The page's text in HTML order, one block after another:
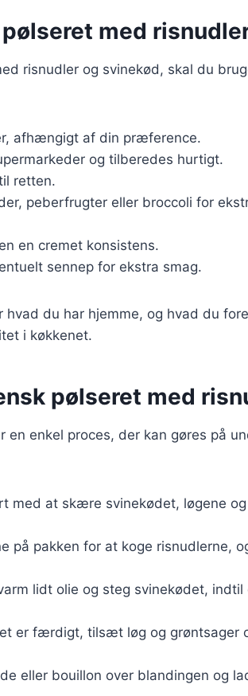
med
risnudler og svinekød, skal du
afhængigt af din præference.
og tilberedes hurtigt.
retten.
peberfrugter eller broccoli for
en cremet konsistens.
sennep for ekstra smag.
hvad du har hjemme, og hvad du
i køkkenet.
pølseret med
en enkel proces, der kan gøres på
med at skære svinekødet, løgene og
på pakken for at koge risnudlerne,
lidt olie og steg svinekødet, indtil
er færdigt, tilsæt løg og grøntsager
eller bouillon over blandingen og